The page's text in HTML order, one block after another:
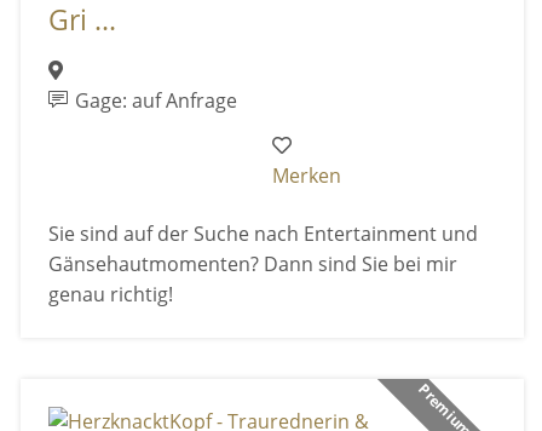
Gri ...
Gage: auf Anfrage
Merken
Sie sind auf der Suche nach Entertainment und
Gänsehautmomenten? Dann sind Sie bei mir
genau richtig!